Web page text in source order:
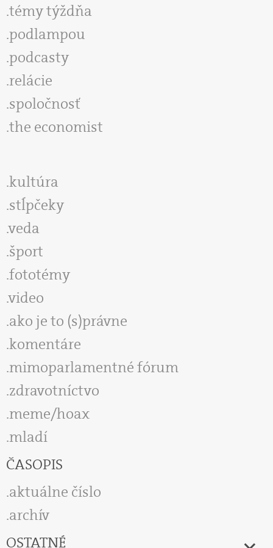
témy týždňa
podlampou
podcasty
relácie
spoločnosť
the economist
kultúra
stĺpčeky
veda
šport
fototémy
video
ako je to (s)právne
komentáre
mimoparlamentné fórum
zdravotníctvo
meme/hoax
mladí
ČASOPIS
aktuálne číslo
archív
OSTATNÉ